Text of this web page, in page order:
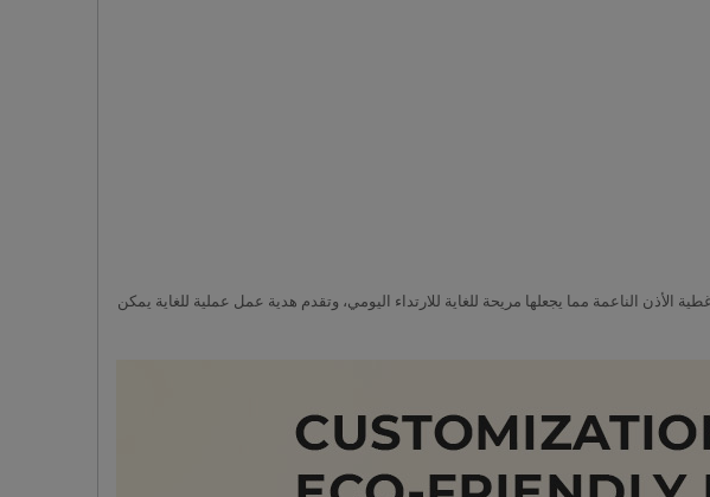
الناعمة مما يجعلها مريحة للغاية للارتداء اليومي، وتقدم هدية عمل عملية للغاية يمكن